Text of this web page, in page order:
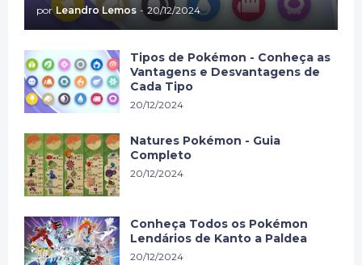
por Leandro Lemos - 20/12/2024
Tipos de Pokémon - Conheça as
Vantagens e Desvantagens de
Cada Tipo
20/12/2024
Natures Pokémon - Guia
Completo
20/12/2024
Conheça Todos os Pokémon
Lendários de Kanto a Paldea
20/12/2024